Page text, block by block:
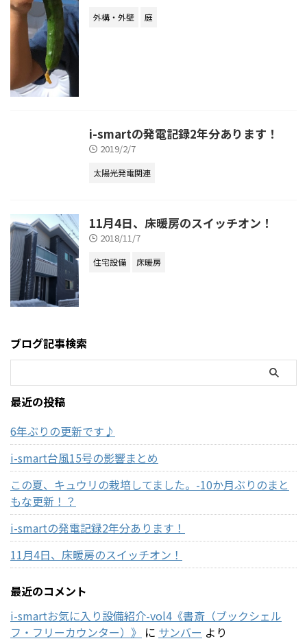
外構・外壁 庭
i-smartの発電記録2年分あります！
2019/2/7
太陽光発電関連
11月4日、床暖房のスイッチオン！
2018/11/7
住宅設備 床暖房
ブログ記事検索
最近の投稿
6年ぶりの更新です♪
i-smart台風15号の影響まとめ
この夏、キュウリの栽培してました。-10か月ぶりのまと
もな更新！？
i-smartの発電記録2年分あります！
11月4日、床暖房のスイッチオン！
最近のコメント
i-smartお気に入り設備紹介-vol4《書斎（ブックシェル
フ・フリーカウンター）》 に サンバー より